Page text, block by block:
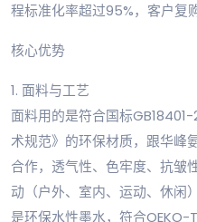
程标准化率超过95%，客户复
核心优势
1. 面料与工艺
面料用的是符合国标
术规范》的环保材质，跟华峰
合作，透气性、色牢度、抗皱
动（户外、室内、运动、休闲
是环保水性墨水，符合